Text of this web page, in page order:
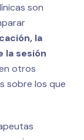
son
la
la sesión
otros
sobre los que